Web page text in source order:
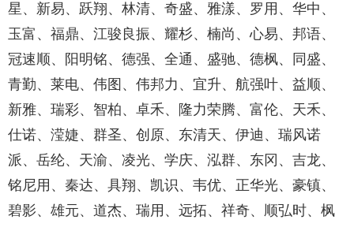
星、新易、跃翔、林清、奇盛、雅漾、罗用、华中、
玉富、福鼎、江骏良振、耀杉、楠尚、心易、邦语、
冠速顺、阳明铭、德强、全通、盛驰、德枫、同盛、
青勤、莱电、伟图、伟邦力、宜升、航强叶、益顺、
新雅、瑞彩、智柏、卓禾、隆力荣腾、富伦、天禾、
仕诺、滢婕、群圣、创原、东清天、伊迪、瑞风诺
派、岳纶、天渝、凌光、学庆、泓群、东冈、吉龙、
铭尼用、秦达、具翔、凯识、韦优、正华光、豪镇、
碧影、雄元、道杰、瑞用、远拓、祥奇、顺弘时、枫